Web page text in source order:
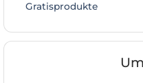
Gratisprodukte